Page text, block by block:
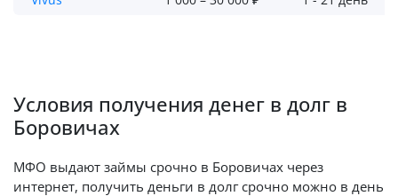
Условия получения денег в долг в
Боровичах
МФО выдают займы срочно в Боровичах через
интернет, получить деньги в долг срочно можно в день